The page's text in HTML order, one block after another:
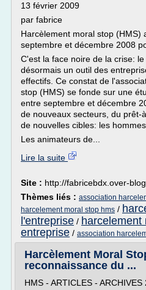
13 février 2009
par fabrice
Harcèlement moral stop (HMS)
septembre et décembre 2008
C'est la face noire de la crise:
désormais un outil des
effectifs. Ce constat de
stop (HMS) se fonde sur une
entre septembre et décembre
de nouveaux secteurs, du prêt-
de nouvelles cibles: les
Les animateurs de...
Lire la suite
Site : http://fabricebdx.over-
Thèmes liés : association
harcelement moral stop hms /
l'entreprise / harcelement
entreprise / association
Harcèlement Moral
reconnaissance du ...
HMS - ARTICLES -